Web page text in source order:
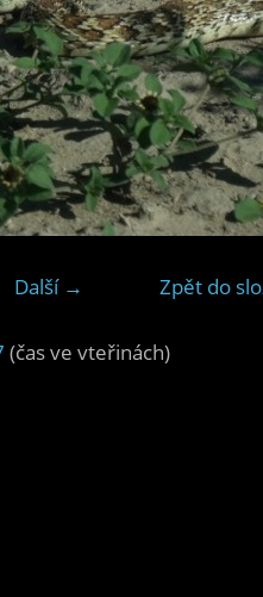
Další → Zpět do
(čas ve vteřinách)